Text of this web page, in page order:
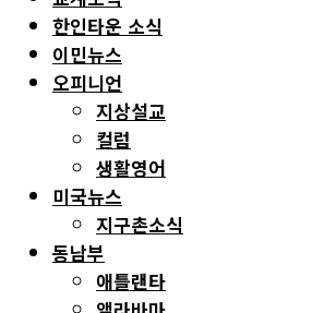
한인타운 소식
이민뉴스
오피니언
지상설교
컬럼
생활영어
미국뉴스
지구촌소식
동남부
애틀랜타